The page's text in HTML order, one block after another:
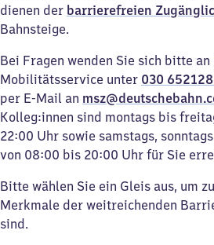
dienen der barrierefreien
Bahnsteige.
Bei Fragen wenden Sie sich bitte an
Mobilitätsservice unter 030
per E-Mail an
Kolleg:innen sind montags bis
22:00 Uhr sowie samstags,
von 08:00 bis 20:00 Uhr für Sie
Bitte wählen Sie ein Gleis aus, um
Merkmale der weitreichenden
sind.